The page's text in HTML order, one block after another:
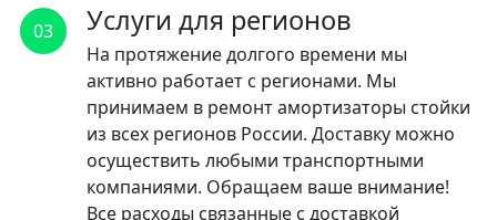
03 Услуги для регионов
На протяжение долгого времени мы
активно работает с регионами. Мы
принимаем в ремонт амортизаторы стойки
из всех регионов России. Доставку можно
осуществить любыми транспортными
компаниями. Обращаем ваше внимание!
Все расходы связанные с доставкой